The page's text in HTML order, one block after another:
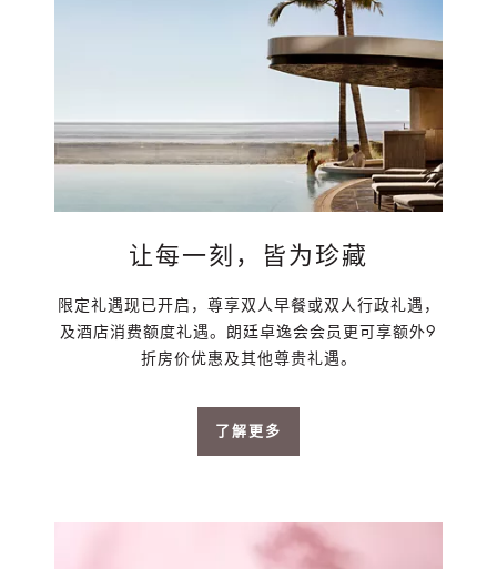
让每一刻，皆为珍藏
限定礼遇现已开启，尊享双人早餐或双人行政礼遇，
及酒店消费额度礼遇。朗廷卓逸会会员更可享额外9
折房价优惠及其他尊贵礼遇。
了解更多